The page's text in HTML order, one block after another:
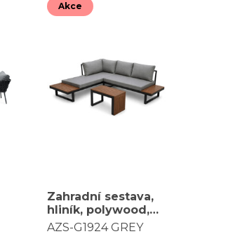
Akce
Zahradní sestava,
hliník, polywood,
šedá, AZS-G1924
AZS-G1924 GREY